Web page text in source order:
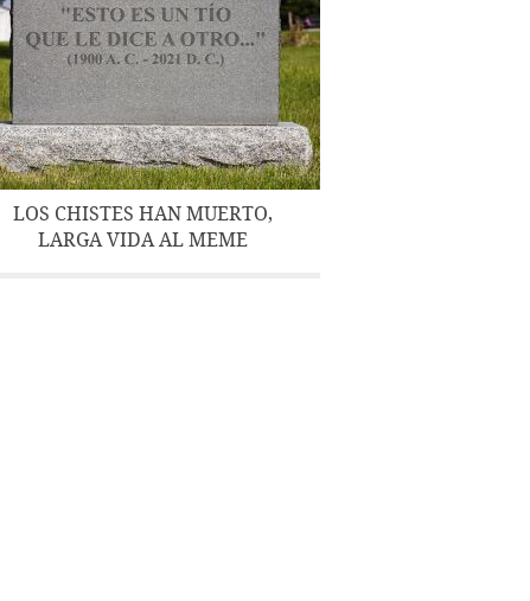
LOS CHISTES HAN MUERTO,
LARGA VIDA AL MEME